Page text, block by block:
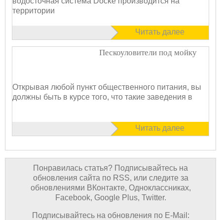
территории
Читать далее
Пескоуловители под мойку
Открывая любой пункт общественного питания, вы
должны быть в курсе того, что такие заведения в
Читать далее
Понравилась статья? Подписывайтесь на
обновления сайта по RSS, или следите за
обновлениями ВКонтакте, Одноклассниках,
Facebook, Google Plus, Twitter.
Подписывайтесь на обновления по E-Mail: